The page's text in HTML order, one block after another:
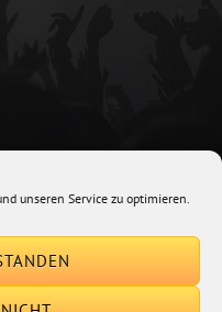
unseren Service zu optimieren.
Themes